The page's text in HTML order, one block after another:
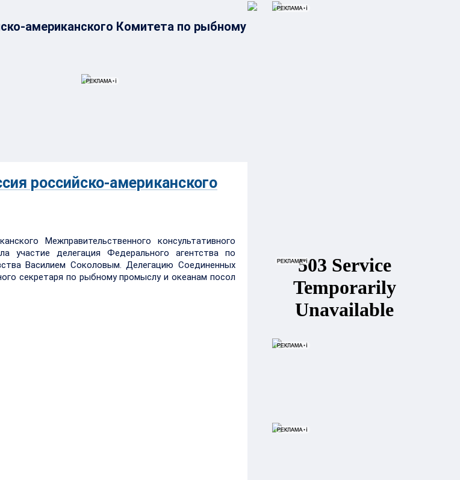
американского Комитета по рыбному
российско-американского
Межправительственного консультативного
участие делегация Федерального агентства по
Василием Соколовым. Делегацию Соединенных
секретаря по рыбному промыслу и океанам посол